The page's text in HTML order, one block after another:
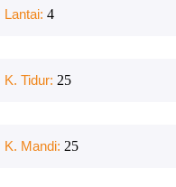
Lantai: 4
K. Tidur: 25
K. Mandi: 25